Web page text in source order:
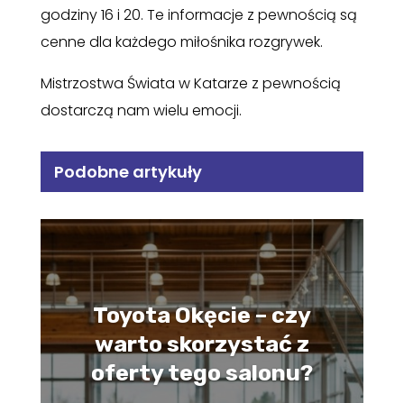
godziny 16 i 20. Te informacje z pewnością są
cenne dla każdego miłośnika rozgrywek.
Mistrzostwa Świata w Katarze z pewnością
dostarczą nam wielu emocji.
Podobne artykuły
Toyota Okęcie – czy
warto skorzystać z
oferty tego salonu?